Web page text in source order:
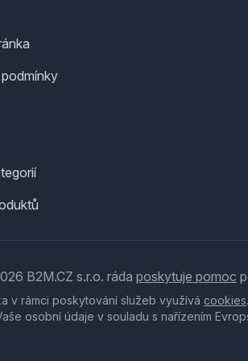
B2M.CZ s.r.o. ráda poskytuje pomoc
v rámci poskytování služeb využívá cookies
osobní údaje v souladu s nařízením